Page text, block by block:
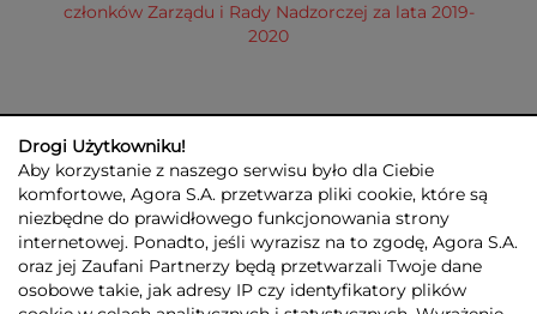
członków Zarządu i Rady Nadzorczej za lata 2019-
2020
GRUPA AGORA DLA INWESTORÓW DLA MEDIÓW
REKLAMA
ESG
KONTAKT
Drogi Użytkowniku!
Aby korzystanie z naszego serwisu było dla Ciebie
komfortowe, Agora S.A. przetwarza pliki cookie, które są
niezbędne do prawidłowego funkcjonowania strony
internetowej. Ponadto, jeśli wyrazisz na to zgodę, Agora S.A.
oraz jej Zaufani Partnerzy będą przetwarzali Twoje dane
osobowe takie, jak adresy IP czy identyfikatory plików